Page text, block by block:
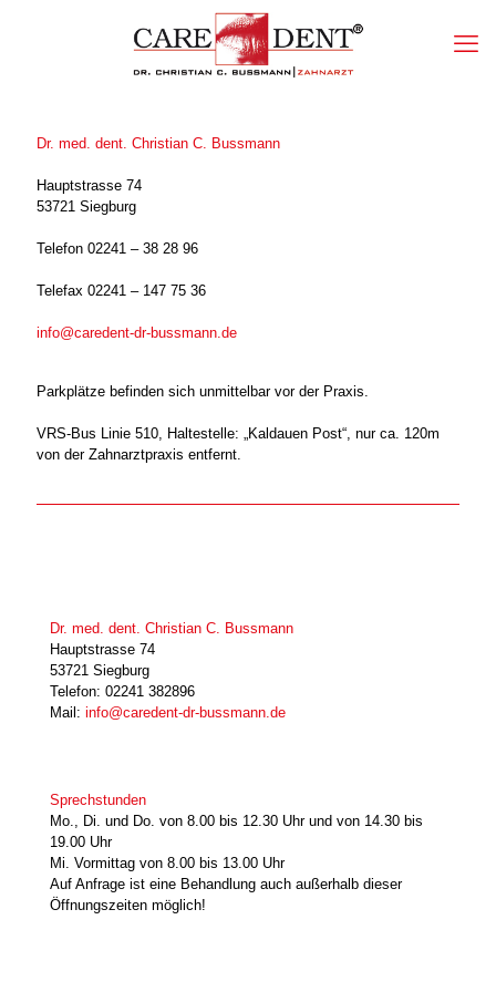
Dr. med. dent. Christian C. Bussmann
Hauptstrasse 74
53721 Siegburg
Telefon 02241 – 38 28 96
Telefax 02241 – 147 75 36
info@caredent-dr-bussmann.de
Parkplätze befinden sich unmittelbar vor der Praxis.
VRS-Bus Linie 510, Haltestelle: „Kaldauen Post“, nur ca. 120m
von der Zahnarztpraxis entfernt.
Dr. med. dent. Christian C. Bussmann
Hauptstrasse 74
53721 Siegburg
Telefon: 02241 382896
Mail: info@caredent-dr-bussmann.de
Sprechstunden
Mo., Di. und Do. von 8.00 bis 12.30 Uhr und von 14.30 bis
19.00 Uhr
Mi. Vormittag von 8.00 bis 13.00 Uhr
Auf Anfrage ist eine Behandlung auch außerhalb dieser
Öffnungszeiten möglich!